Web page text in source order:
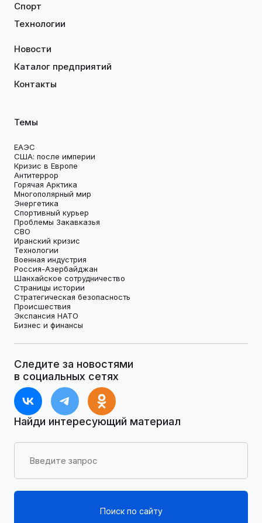
Спорт
Технологии
Новости
Каталог предприятий
Контакты
Темы
ЕАЭС
США: после империи
Кризис в Европе
Антитеррор
Горячая Арктика
Многополярный мир
Энергетика
Спортивный курьер
Проблемы Закавказья
СВО
Иранский кризис
Технологии
Военная индустрия
Россия-Азербайджан
Шанхайское сотрудничество
Страницы истории
Стратегическая безопасность
Происшествия
Экспансия НАТО
Бизнес и финансы
Следите за новостями
в социальных сетях
Найди интересующий материал
Поиск по сайту